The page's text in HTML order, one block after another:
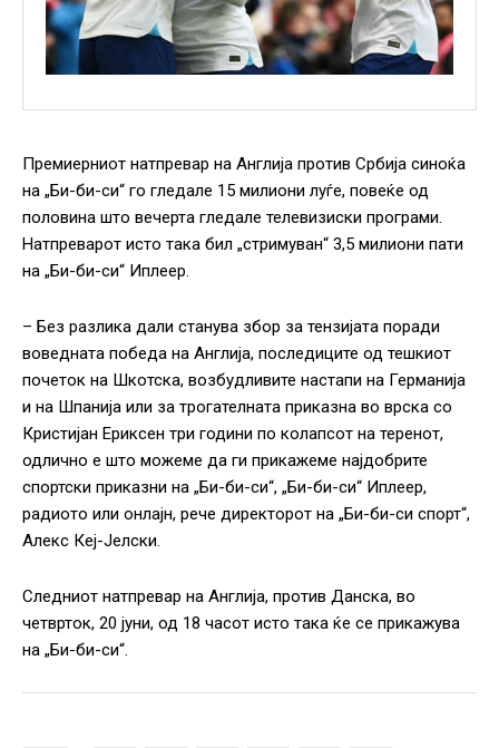
Премиерниот натпревар на Англија против Србија синоќа
на „Би-би-си“ го гледале 15 милиони луѓе, повеќе од
половина што вечерта гледале телевизиски програми.
Натпреварот исто така бил „стримуван“ 3,5 милиони пати
на „Би-би-си“ Иплеер.
– Без разлика дали станува збор за тензијата поради
воведната победа на Англија, последиците од тешкиот
почеток на Шкотска, возбудливите настапи на Германија
и на Шпанија или за трогателната приказна во врска со
Кристијан Ериксен три години по колапсот на теренот,
одлично е што можеме да ги прикажеме најдобрите
спортски приказни на „Би-би-си“, „Би-би-си“ Иплеер,
радиото или онлајн, рече директорот на „Би-би-си спорт“,
Алекс Кеј-Јелски.
Следниот натпревар на Англија, против Данска, во
четврток, 20 јуни, од 18 часот исто така ќе се прикажува
на „Би-би-си“.